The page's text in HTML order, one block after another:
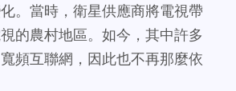
。當時，衛星供應商將電視帶
的農村地區。如今，其中許多
頻互聯網，因此也不再那麼依